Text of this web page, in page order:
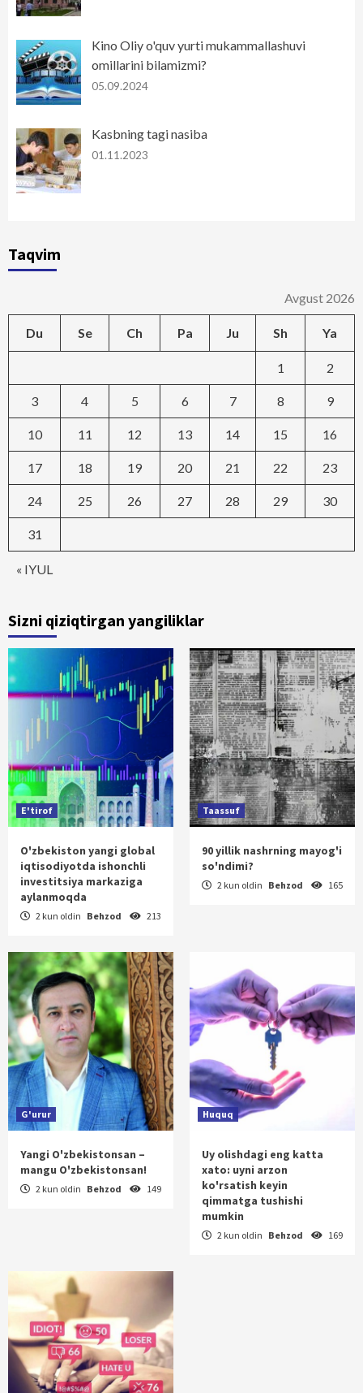
Kino Oliy o'quv yurti mukammallashuvi
omillarini bilamizmi?
05.09.2024
Kasbning tagi nasiba
01.11.2023
Taqvim
Avgust 2026
Du Se Ch Pa Ju Sh Ya
« IYUL
1 2
3 4 5 6 7 8 9
10 11 12 13 14 15 16
17 18 19 20 21 22 23
24 25 26 27 28 29 30
31
Sizni qiziqtirgan yangiliklar
E'tirof
O'zbekiston yangi global
iqtisodiyotda ishonchli
investitsiya markaziga
aylanmoqda
2 kun oldin Behzod 213
Taassuf
90 yillik nashrning mayog'i
so'ndimi?
2 kun oldin Behzod 165
G'urur
Yangi O'zbekistonsan –
mangu O'zbekistonsan!
2 kun oldin Behzod 149
Huquq
Uy olishdagi eng katta
xato: uyni arzon
ko'rsatish keyin
qimmatga tushishi
mumkin
2 kun oldin Behzod 169